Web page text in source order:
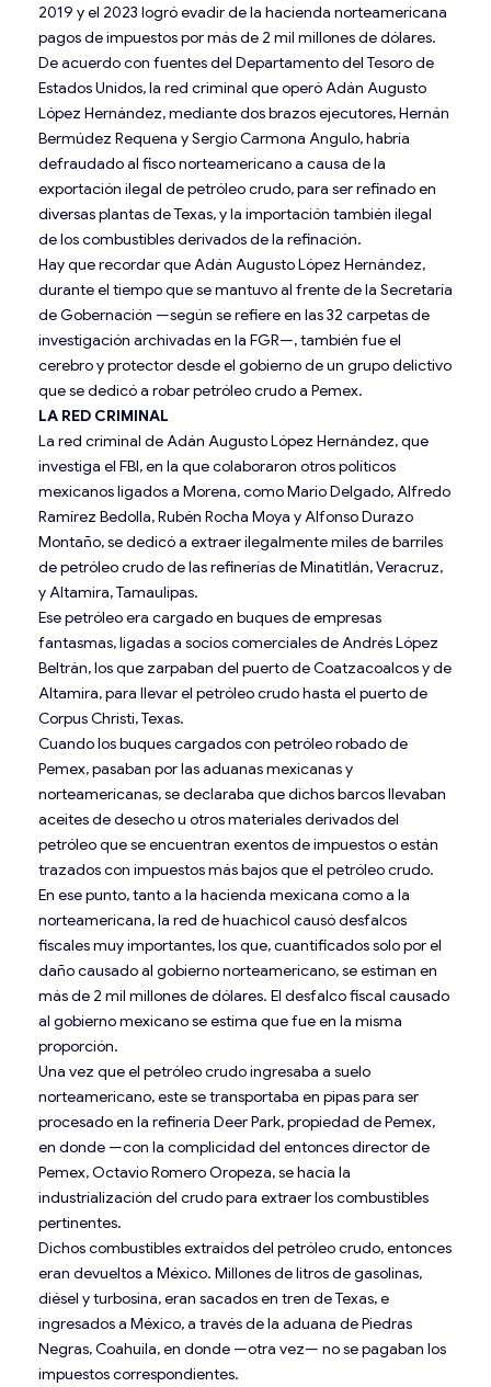
2019 y el 2023 logró evadir de la hacienda norteamericana
pagos de impuestos por más de 2 mil millones de dólares.
De acuerdo con fuentes del Departamento del Tesoro de
Estados Unidos, la red criminal que operó Adán Augusto
López Hernández, mediante dos brazos ejecutores, Hernán
Bermúdez Requena y Sergio Carmona Angulo, habría
defraudado al fisco norteamericano a causa de la
exportación ilegal de petróleo crudo, para ser refinado en
diversas plantas de Texas, y la importación también ilegal
de los combustibles derivados de la refinación.
Hay que recordar que Adán Augusto López Hernández,
durante el tiempo que se mantuvo al frente de la Secretaría
de Gobernación —según se refiere en las 32 carpetas de
investigación archivadas en la FGR—, también fue el
cerebro y protector desde el gobierno de un grupo delictivo
que se dedicó a robar petróleo crudo a Pemex.
LA RED CRIMINAL
La red criminal de Adán Augusto López Hernández, que
investiga el FBI, en la que colaboraron otros políticos
mexicanos ligados a Morena, como Mario Delgado, Alfredo
Ramírez Bedolla, Rubén Rocha Moya y Alfonso Durazo
Montaño, se dedicó a extraer ilegalmente miles de barriles
de petróleo crudo de las refinerías de Minatitlán, Veracruz,
y Altamira, Tamaulipas.
Ese petróleo era cargado en buques de empresas
fantasmas, ligadas a socios comerciales de Andrés López
Beltrán, los que zarpaban del puerto de Coatzacoalcos y de
Altamira, para llevar el petróleo crudo hasta el puerto de
Corpus Christi, Texas.
Cuando los buques cargados con petróleo robado de
Pemex, pasaban por las aduanas mexicanas y
norteamericanas, se declaraba que dichos barcos llevaban
aceites de desecho u otros materiales derivados del
petróleo que se encuentran exentos de impuestos o están
trazados con impuestos más bajos que el petróleo crudo.
En ese punto, tanto a la hacienda mexicana como a la
norteamericana, la red de huachicol causó desfalcos
fiscales muy importantes, los que, cuantificados solo por el
daño causado al gobierno norteamericano, se estiman en
más de 2 mil millones de dólares. El desfalco fiscal causado
al gobierno mexicano se estima que fue en la misma
proporción.
Una vez que el petróleo crudo ingresaba a suelo
norteamericano, este se transportaba en pipas para ser
procesado en la refinería Deer Park, propiedad de Pemex,
en donde —con la complicidad del entonces director de
Pemex, Octavio Romero Oropeza, se hacía la
industrialización del crudo para extraer los combustibles
pertinentes.
Dichos combustibles extraídos del petróleo crudo, entonces
eran devueltos a México. Millones de litros de gasolinas,
diésel y turbosina, eran sacados en tren de Texas, e
ingresados a México, a través de la aduana de Piedras
Negras, Coahuila, en donde —otra vez— no se pagaban los
impuestos correspondientes.